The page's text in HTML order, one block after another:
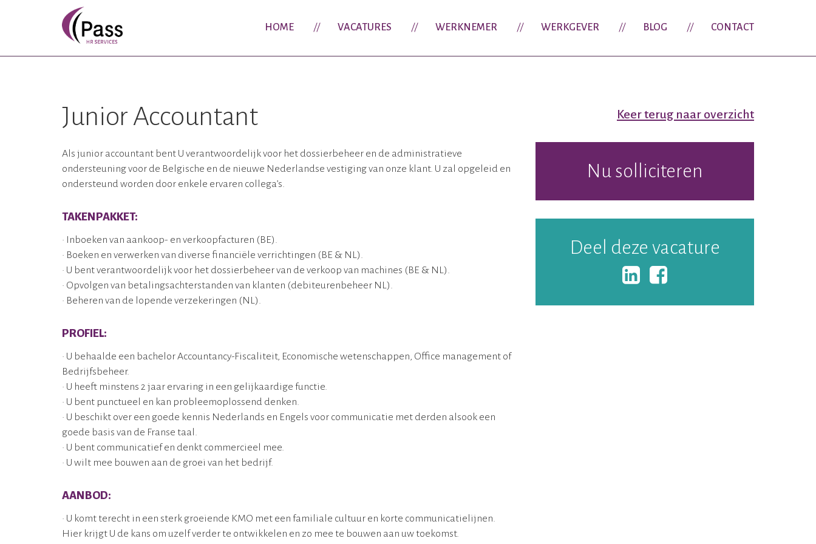
HOME VACATURES WERKNEMER WERKGEVER BLOG CONTACT
Junior Accountant
Als junior accountant bent U verantwoordelijk voor het dossierbeheer en de administratieve
ondersteuning voor de Belgische en de nieuwe Nederlandse vestiging van onze klant. U zal opgeleid en
ondersteund worden door enkele ervaren collega’s.
TAKENPAKKET:
• Inboeken van aankoop- en verkoopfacturen (BE).
• Boeken en verwerken van diverse financiële verrichtingen (BE & NL).
• U bent verantwoordelijk voor het dossierbeheer van de verkoop van machines (BE & NL).
• Opvolgen van betalingsachterstanden van klanten (debiteurenbeheer NL).
• Beheren van de lopende verzekeringen (NL).
PROFIEL:
• U behaalde een bachelor Accountancy-Fiscaliteit, Economische wetenschappen, Office management of
Bedrijfsbeheer.
• U heeft minstens 2 jaar ervaring in een gelijkaardige functie.
• U bent punctueel en kan probleemoplossend denken.
• U beschikt over een goede kennis Nederlands en Engels voor communicatie met derden alsook een
goede basis van de Franse taal.
• U bent communicatief en denkt commercieel mee.
• U wilt mee bouwen aan de groei van het bedrijf.
AANBOD:
• U komt terecht in een sterk groeiende KMO met een familiale cultuur en korte communicatielijnen.
Hier krijgt U de kans om uzelf verder te ontwikkelen en zo mee te bouwen aan uw toekomst.
Keer terug naar overzicht
Nu solliciteren
Deel deze vacature